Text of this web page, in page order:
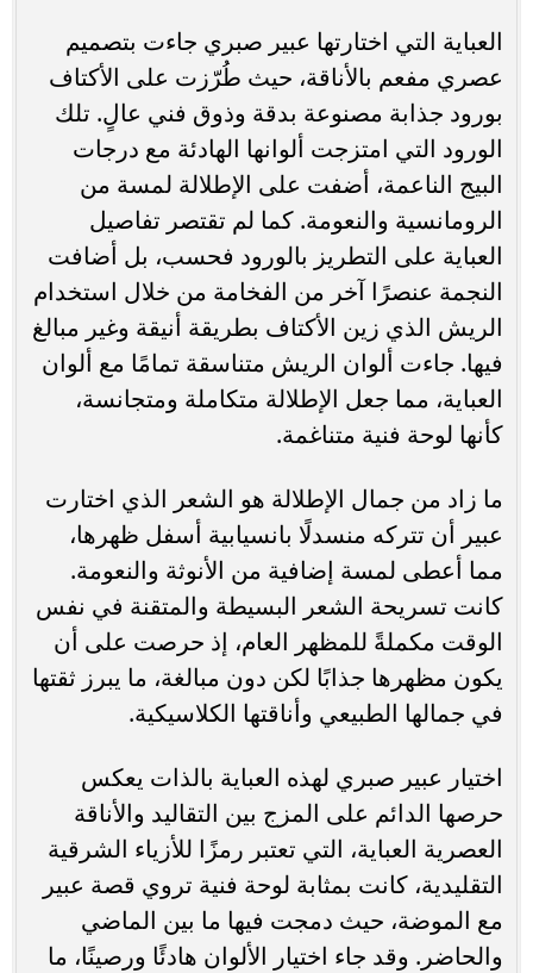
العباية التي اختارتها عبير صبري جاءت بتصميم
عصري مفعم بالأناقة، حيث طُرّزت على الأكتاف
بورود جذابة مصنوعة بدقة وذوق فني عالٍ. تلك
الورود التي امتزجت ألوانها الهادئة مع درجات
البيج الناعمة، أضفت على الإطلالة لمسة من
الرومانسية والنعومة. كما لم تقتصر تفاصيل
العباية على التطريز بالورود فحسب، بل أضافت
النجمة عنصرًا آخر من الفخامة من خلال استخدام
الريش الذي زين الأكتاف بطريقة أنيقة وغير مبالغ
فيها. جاءت ألوان الريش متناسقة تمامًا مع ألوان
العباية، مما جعل الإطلالة متكاملة ومتجانسة،
كأنها لوحة فنية متناغمة.
ما زاد من جمال الإطلالة هو الشعر الذي اختارت
عبير أن تتركه منسدلًا بانسيابية أسفل ظهرها،
مما أعطى لمسة إضافية من الأنوثة والنعومة.
كانت تسريحة الشعر البسيطة والمتقنة في نفس
الوقت مكملةً للمظهر العام، إذ حرصت على أن
يكون مظهرها جذابًا لكن دون مبالغة، ما يبرز ثقتها
في جمالها الطبيعي وأناقتها الكلاسيكية.
اختيار عبير صبري لهذه العباية بالذات يعكس
حرصها الدائم على المزج بين التقاليد والأناقة
العصرية العباية، التي تعتبر رمزًا للأزياء الشرقية
التقليدية، كانت بمثابة لوحة فنية تروي قصة عبير
مع الموضة، حيث دمجت فيها ما بين الماضي
والحاضر. وقد جاء اختيار الألوان هادئًا ورصينًا، ما